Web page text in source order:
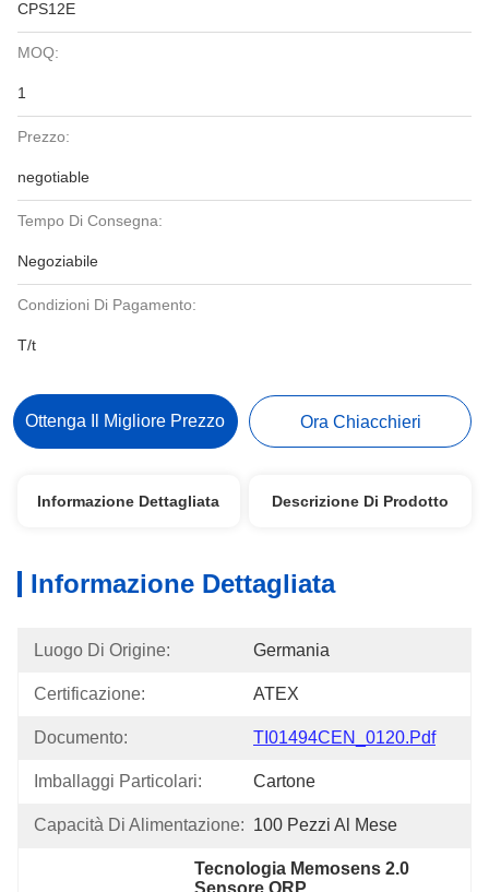
CPS12E
MOQ:
1
Prezzo:
negotiable
Tempo Di Consegna:
Negoziabile
Condizioni Di Pagamento:
T/t
Ottenga Il Migliore Prezzo Ora Chiacchieri
Informazione Dettagliata Descrizione Di Prodotto
Informazione Dettagliata
Luogo Di Origine: Germania
Certificazione: ATEX
Documento: TI01494CEN_0120.pdf
Imballaggi Particolari: Cartone
Capacità Di Alimentazione: 100 Pezzi Al Mese
Tecnologia Memosens 2.0
Sensore ORP